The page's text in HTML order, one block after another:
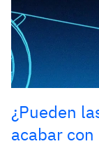
¿Pueden
acabar